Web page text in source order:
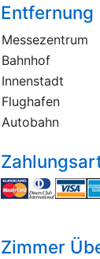
Entfernung
Messezentrum
Bahnhof
Innenstadt
Flughafen
Autobahn
Zimmer